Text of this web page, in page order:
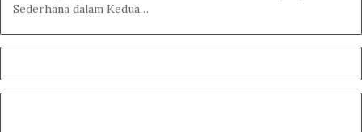
Sederhana dalam Kedua…